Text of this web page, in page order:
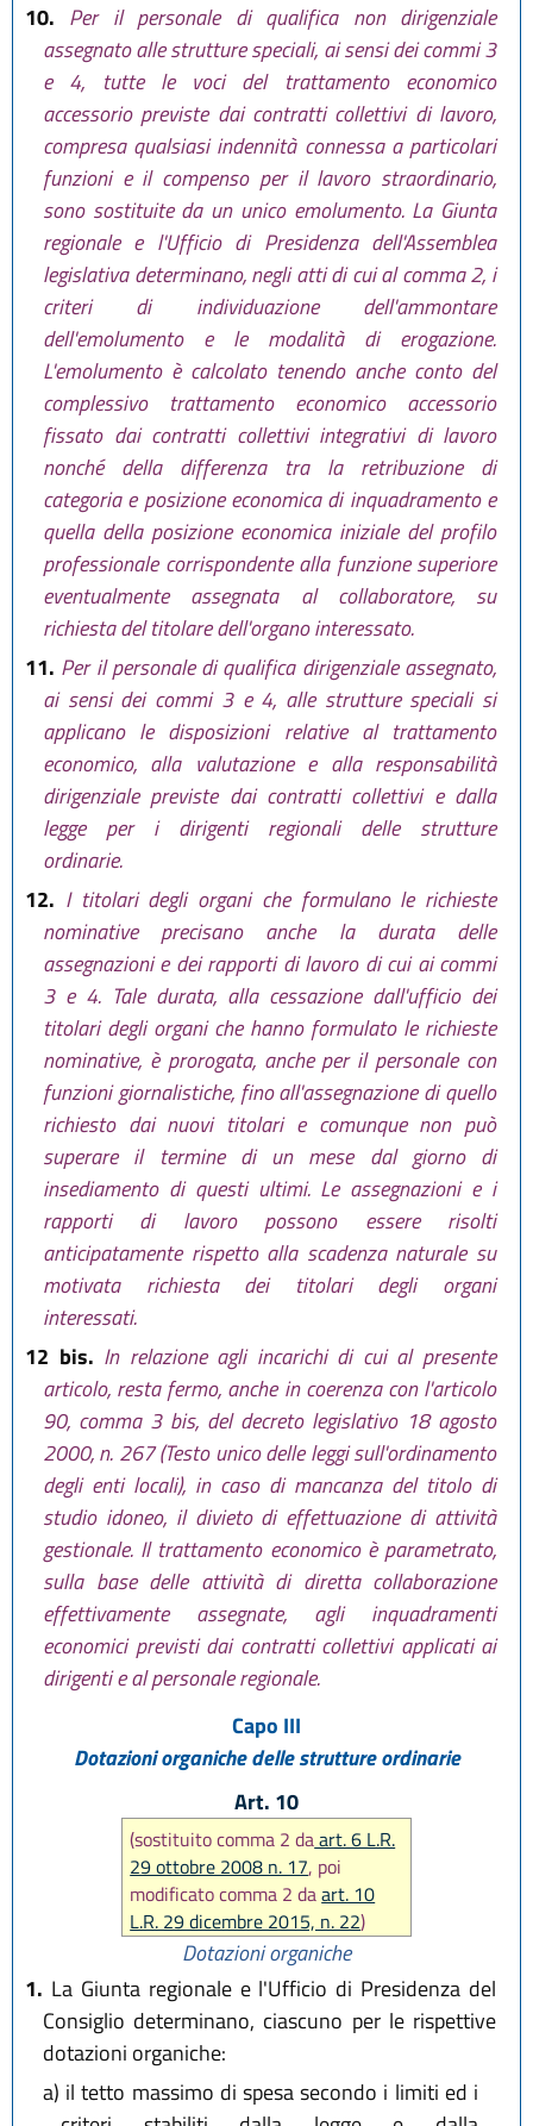
10. Per il personale di qualifica non dirigenziale
assegnato alle strutture speciali, ai sensi dei commi 3
e 4, tutte le voci del trattamento economico
accessorio previste dai contratti collettivi di lavoro,
compresa qualsiasi indennità connessa a particolari
funzioni e il compenso per il lavoro straordinario,
sono sostituite da un unico emolumento. La Giunta
regionale e l'Ufficio di Presidenza dell'Assemblea
legislativa determinano, negli atti di cui al comma 2, i
criteri di individuazione dell'ammontare
dell'emolumento e le modalità di erogazione.
L'emolumento è calcolato tenendo anche conto del
complessivo trattamento economico accessorio
fissato dai contratti collettivi integrativi di lavoro
nonché della differenza tra la retribuzione di
categoria e posizione economica di inquadramento e
quella della posizione economica iniziale del profilo
professionale corrispondente alla funzione superiore
eventualmente assegnata al collaboratore, su
richiesta del titolare dell'organo interessato.
11. Per il personale di qualifica dirigenziale assegnato,
ai sensi dei commi 3 e 4, alle strutture speciali si
applicano le disposizioni relative al trattamento
economico, alla valutazione e alla responsabilità
dirigenziale previste dai contratti collettivi e dalla
legge per i dirigenti regionali delle strutture
ordinarie.
12. I titolari degli organi che formulano le richieste
nominative precisano anche la durata delle
assegnazioni e dei rapporti di lavoro di cui ai commi
3 e 4. Tale durata, alla cessazione dall'ufficio dei
titolari degli organi che hanno formulato le richieste
nominative, è prorogata, anche per il personale con
funzioni giornalistiche, fino all'assegnazione di quello
richiesto dai nuovi titolari e comunque non può
superare il termine di un mese dal giorno di
insediamento di questi ultimi. Le assegnazioni e i
rapporti di lavoro possono essere risolti
anticipatamente rispetto alla scadenza naturale su
motivata richiesta dei titolari degli organi
interessati.
12 bis. In relazione agli incarichi di cui al presente
articolo, resta fermo, anche in coerenza con l'articolo
90, comma 3 bis, del decreto legislativo 18 agosto
2000, n. 267 (Testo unico delle leggi sull'ordinamento
degli enti locali), in caso di mancanza del titolo di
studio idoneo, il divieto di effettuazione di attività
gestionale. Il trattamento economico è parametrato,
sulla base delle attività di diretta collaborazione
effettivamente assegnate, agli inquadramenti
economici previsti dai contratti collettivi applicati ai
dirigenti e al personale regionale.
Capo III
Dotazioni organiche delle strutture ordinarie
Art. 10
(sostituito comma 2 daart. 6 L.R.
29 ottobre 2008 n. 17, poi
modificato comma 2 daart. 10
L.R. 29 dicembre 2015, n. 22)
Dotazioni organiche
1. La Giunta regionale e l'Ufficio di Presidenza del
Consiglio determinano, ciascuno per le rispettive
dotazioni organiche:
a) il tetto massimo di spesa secondo i limiti ed i